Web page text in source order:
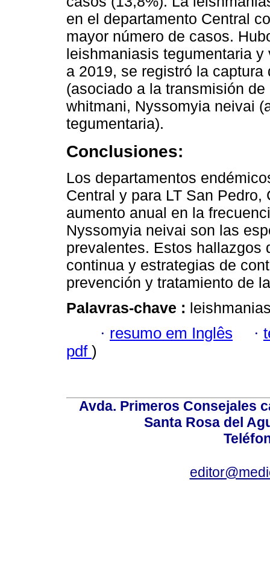
en el departamento Central
mayor número de casos.
leishmaniasis tegumentaria
a 2019, se registró la
(asociado a la transmisión
whitmani, Nyssomyia neivai
tegumentaria).
Conclusiones:
Los departamentos
Central y para LT San
aumento anual en la
Nyssomyia neivai son las
prevalentes. Estos hallazgos
continua y estrategias de
prevención y tratamiento de
Palavras-chave :
· resumo em Inglês ·
pdf )
Avda. Primeros Consejales
Santa Rosa del